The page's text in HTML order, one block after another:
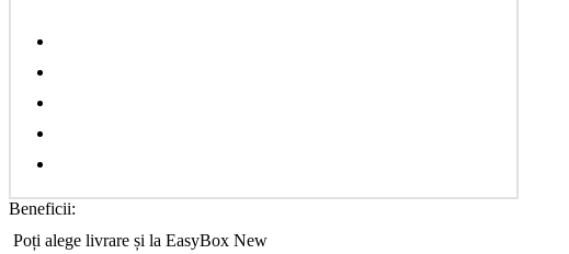
Beneficii:
Poți alege livrare și la EasyBox New